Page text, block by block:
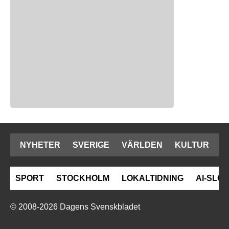
NYHETER SVERIGE VÄRLDEN KULTUR
SPORT STOCKHOLM LOKALTIDNING AI-SLOP
© 2008-2026 Dagens Svenskbladet